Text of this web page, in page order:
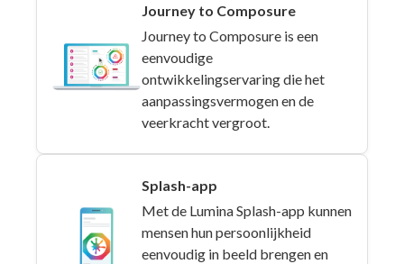
Journey to Composure
Journey to Composure is een
eenvoudige
ontwikkelingservaring die het
aanpassingsvermogen en de
veerkracht vergroot.
Splash-app
Met de Lumina Splash-app kunnen
mensen hun persoonlijkheid
eenvoudig in beeld brengen en